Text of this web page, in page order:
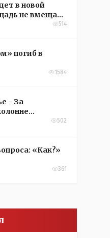
в новой
не вмещает
514
погиб в
1584
- За
в502
«Как?»
361